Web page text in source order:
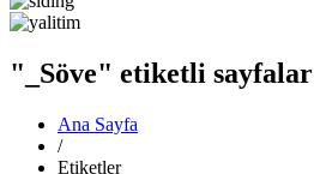
"_Söve" etiketli sayfalar
Ana Sayfa
/
Etiketler